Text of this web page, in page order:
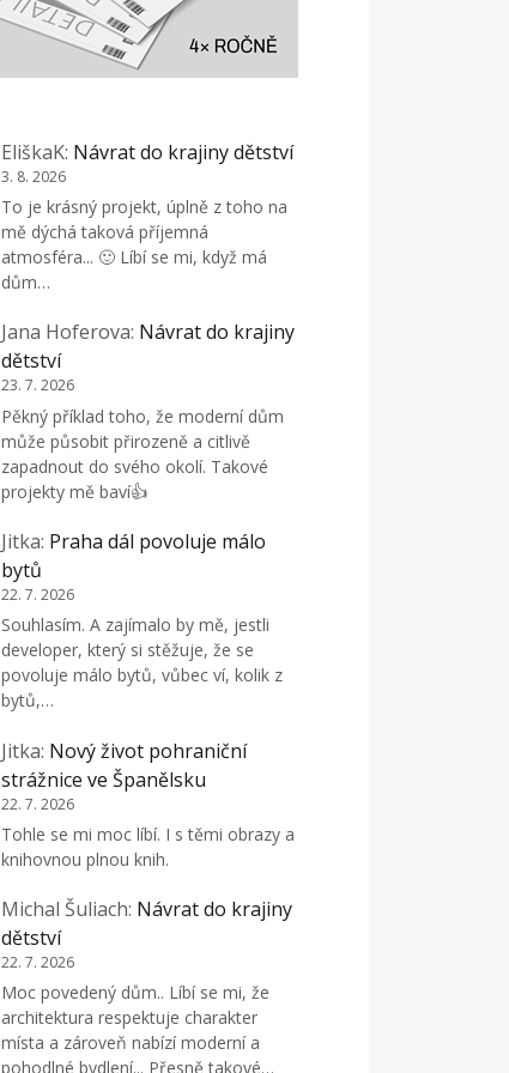
EliškaK: Návrat do krajiny dětství
3. 8. 2026
To je krásný projekt, úplně z toho na
mě dýchá taková příjemná
atmosféra... 🙂 Líbí se mi, když má
dům…
Jana Hoferova: Návrat do krajiny
dětství
23. 7. 2026
Pěkný příklad toho, že moderní dům
může působit přirozeně a citlivě
zapadnout do svého okolí. Takové
projekty mě baví👍
Jitka: Praha dál povoluje málo
bytů
22. 7. 2026
Souhlasím. A zajímalo by mě, jestli
developer, který si stěžuje, že se
povoluje málo bytů, vůbec ví, kolik z
bytů,…
Jitka: Nový život pohraniční
strážnice ve Španělsku
22. 7. 2026
Tohle se mi moc líbí. I s těmi obrazy a
knihovnou plnou knih.
Michal Šuliach: Návrat do krajiny
dětství
22. 7. 2026
Moc povedený dům.. Líbí se mi, že
architektura respektuje charakter
místa a zároveň nabízí moderní a
pohodlné bydlení... Přesně takové…